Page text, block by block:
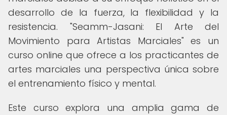
desarrollo de la fuerza, la flexibilidad y la
resistencia. "Seamm-Jasani: El Arte del
Movimiento para Artistas Marciales" es un
curso online que ofrece a los practicantes de
artes marciales una perspectiva única sobre
el entrenamiento físico y mental.
Este curso explora una amplia gama de